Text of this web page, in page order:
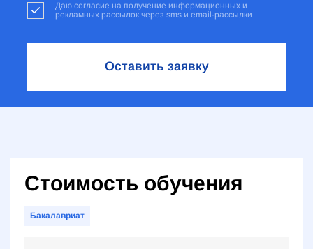
Даю согласие на получение информационных и
рекламных рассылок через sms и email-рассылки
Оставить заявку
Стоимость обучения
Бакалавриат